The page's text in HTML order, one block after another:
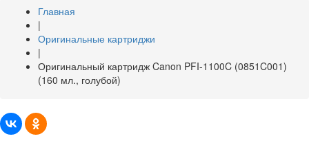
Главная
|
Оригинальные картриджи
|
Оригинальный картридж Canon PFI-1100C (0851C001)
(160 мл., голубой)